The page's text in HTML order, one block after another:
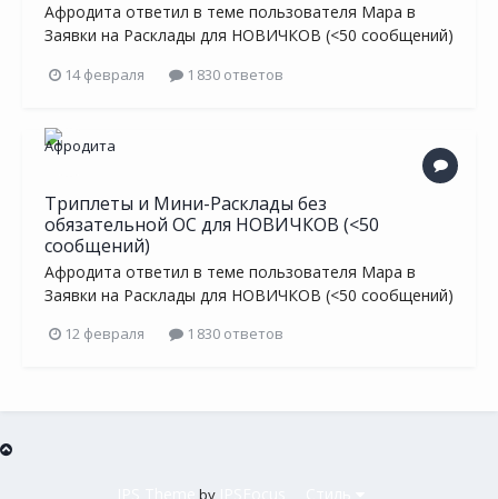
Афродита ответил в теме пользователя Мара в
Заявки на Расклады для НОВИЧКОВ (<50 сообщений)
14 февраля 1 830 ответов
Триплеты и Мини-Расклады без
обязательной ОС для НОВИЧКОВ (<50
сообщений)
Афродита ответил в теме пользователя Мара в
Заявки на Расклады для НОВИЧКОВ (<50 сообщений)
12 февраля 1 830 ответов
by